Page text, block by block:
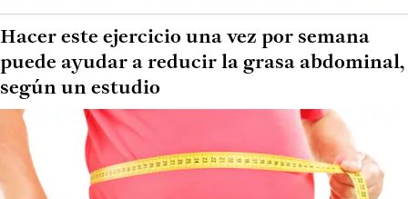
Hacer este ejercicio una vez por semana
puede ayudar a reducir la grasa abdominal,
según un estudio